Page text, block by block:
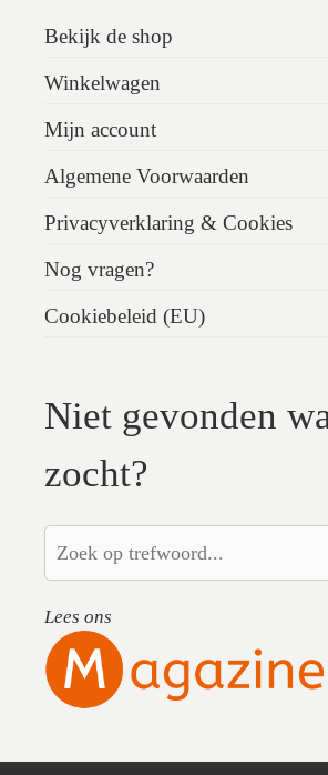
Bekijk de shop
Winkelwagen
Mijn account
Algemene Voorwaarden
Privacyverklaring & Cookies
Nog vragen?
Cookiebeleid (EU)
Niet gevonden
zocht?
Lees ons